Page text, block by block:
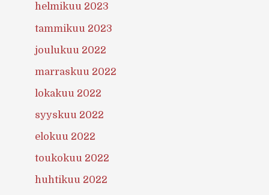
helmikuu 2023
tammikuu 2023
joulukuu 2022
marraskuu 2022
lokakuu 2022
syyskuu 2022
elokuu 2022
toukokuu 2022
huhtikuu 2022